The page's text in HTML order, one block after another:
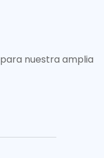
nuestra amplia